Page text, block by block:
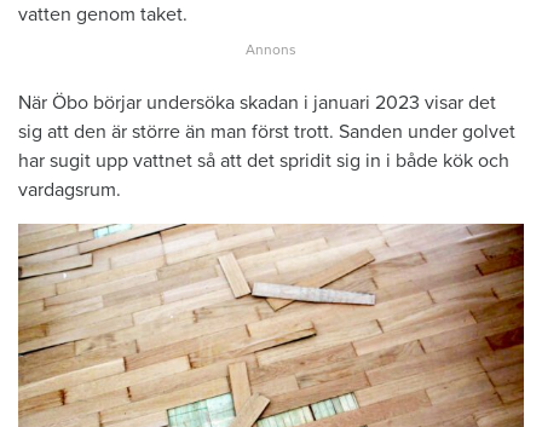
vatten genom taket.
När Öbo börjar undersöka skadan i januari 2023 visar det
sig att den är större än man först trott. Sanden under golvet
har sugit upp vattnet så att det spridit sig in i både kök och
vardagsrum.